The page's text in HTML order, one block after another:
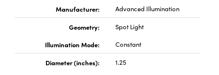
Manufacturer:
Advanced Illumination
Geometry:
Spot Light
Illumination Mode:
Constant
Diameter (inches):
1.25